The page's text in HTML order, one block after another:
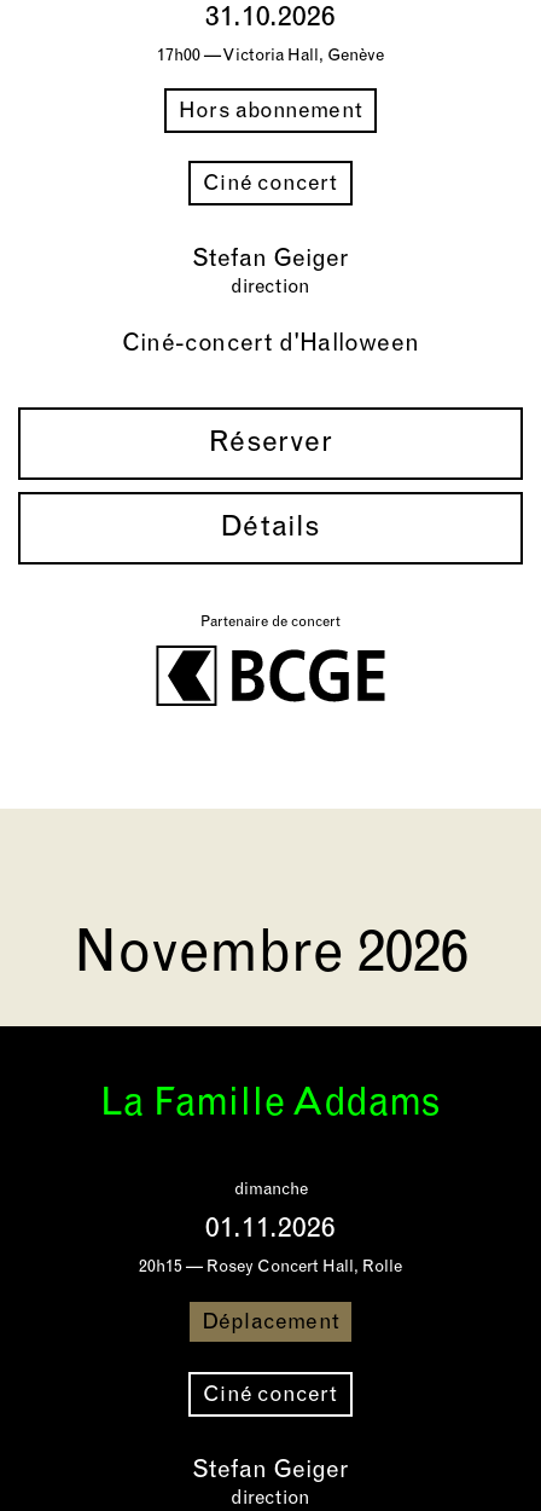
Réserver
Détails
Partenaire de concert
31.10.2026
17h00 — Victoria Hall, Genève
Hors abonnement
Ciné concert
Stefan Geiger
direction
Ciné-concert d'Halloween
Novembre 2026
La Famille Addams
dimanche
01.11.2026
20h15 — Rosey Concert Hall, Rolle
Déplacement
Ciné concert
Stefan Geiger
direction